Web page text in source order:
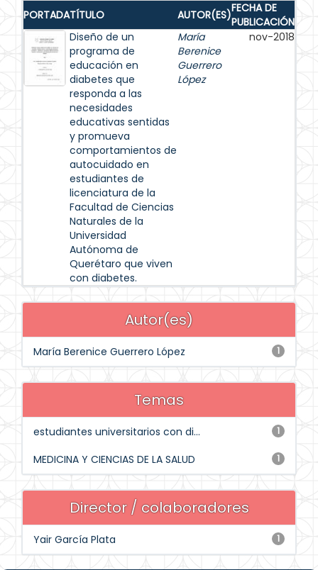
PORTADATÍTULO AUTOR(ES)FECHA DE
PUBLICACIÓN
Diseño de un
programa de
educación en
diabetes que
responda a las
necesidades
educativas sentidas
y promueva
comportamientos de
autocuidado en
estudiantes de
licenciatura de la
Facultad de Ciencias
Naturales de la
Universidad
Autónoma de
Querétaro que viven
con diabetes.
María
Berenice
Guerrero
López
nov-2018
Autor(es)
1
María Berenice Guerrero López
Temas
1
estudiantes universitarios con di...
1
MEDICINA Y CIENCIAS DE LA SALUD
Director / colaboradores
1
Yair García Plata